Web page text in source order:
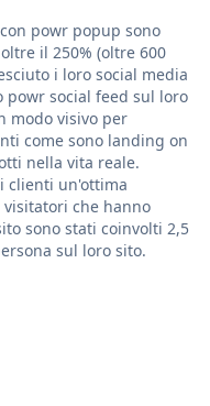
powr popup sono
il 250% (oltre 600
i loro social media
social feed sul loro
modo visivo per
come sono landing on
nella vita reale.
clienti un'ottima
che hanno
sono stati coinvolti 2,5
sul loro sito.